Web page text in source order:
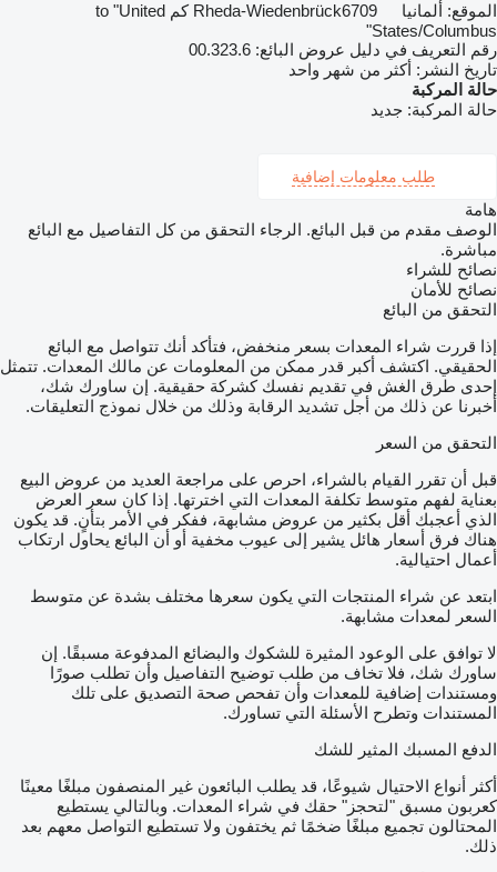
الموقع: ألمانيا Rheda-Wiedenbrück
6709 كم to "United
States/Columbus"
رقم التعريف في دليل عروض البائع: 00.323.6
تاريخ النشر: أكثر من شهر واحد
حالة المركبة
حالة المركبة: جديد
طلب معلومات إضافية
هامة
الوصف مقدم من قبل البائع. الرجاء التحقق من كل التفاصيل مع البائع
مباشرة.
نصائح للشراء
نصائح للأمان
التحقق من البائع
إذا قررت شراء المعدات بسعر منخفض، فتأكد أنك تتواصل مع البائع
الحقيقي. اكتشف أكبر قدر ممكن من المعلومات عن مالك المعدات. تتمثل
إحدى طرق الغش في تقديم نفسك كشركة حقيقية. إن ساورك شك،
أخبرنا عن ذلك من أجل تشديد الرقابة وذلك من خلال نموذج التعليقات.
التحقق من السعر
قبل أن تقرر القيام بالشراء، احرص على مراجعة العديد من عروض البيع
بعناية لفهم متوسط تكلفة المعدات التي اخترتها. إذا كان سعر العرض
الذي أعجبك أقل بكثير من عروض مشابهة، ففكر في الأمر بتأنٍ. قد يكون
هناك فرق أسعار هائل يشير إلى عيوب مخفية أو أن البائع يحاول ارتكاب
أعمال احتيالية.
ابتعد عن شراء المنتجات التي يكون سعرها مختلف بشدة عن متوسط
السعر لمعدات مشابهة.
لا توافق على الوعود المثيرة للشكوك والبضائع المدفوعة مسبقًا. إن
ساورك شك، فلا تخاف من طلب توضيح التفاصيل وأن تطلب صورًا
ومستندات إضافية للمعدات وأن تفحص صحة التصديق على تلك
المستندات وتطرح الأسئلة التي تساورك.
الدفع المسبك المثير للشك
أكثر أنواع الاحتيال شيوعًا، قد يطلب البائعون غير المنصفون مبلغًا معينًا
كعربون مسبق "لتحجز" حقك في شراء المعدات. وبالتالي يستطيع
المحتالون تجميع مبلغًا ضخمًا ثم يختفون ولا تستطيع التواصل معهم بعد
ذلك.